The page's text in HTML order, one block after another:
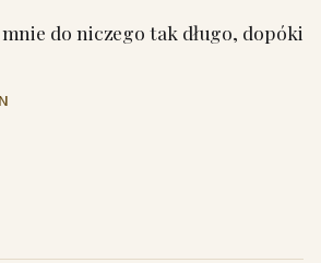
do niczego tak długo, dopóki